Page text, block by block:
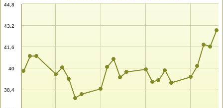
38,4
40
41,6
43,2
44,8